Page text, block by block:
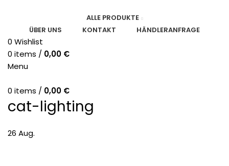
ALLE PRODUKTE
ÜBER UNS
KONTAKT HÄNDLERANFRAGE
0 Wishlist
0 items / 0,00 €
Menu
0 items / 0,00 €
cat-lighting
26 Aug.